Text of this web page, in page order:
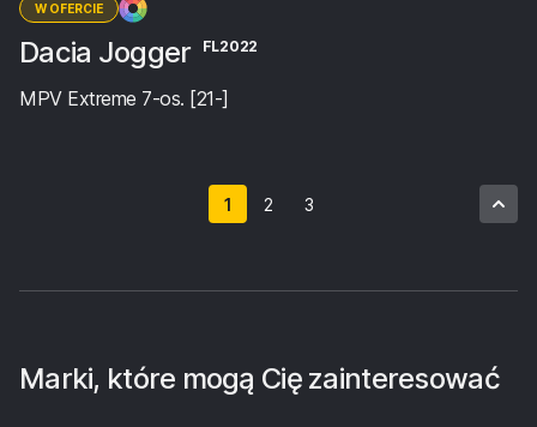
W OFERCIE
Dacia Jogger FL2022
MPV Extreme 7-os. [21-]
1 2 3
Marki, które mogą Cię zainteresować